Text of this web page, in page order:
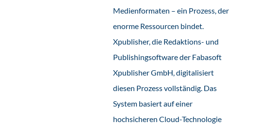
Medienformaten – ein Prozess, der
enorme Ressourcen bindet.
Xpublisher, die Redaktions- und
Publishingsoftware der Fabasoft
Xpublisher GmbH, digitalisiert
diesen Prozess vollständig. Das
System basiert auf einer
hochsicheren Cloud-Technologie